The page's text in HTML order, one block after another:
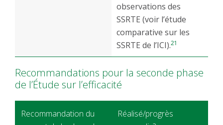
observations des
SSRTE (voir l’étude
comparative sur les
SSRTE de l’ICI).21
Recommandations pour la seconde phase
de l’Étude sur l’efficacité
Recommandation du
Réalisé/progrès